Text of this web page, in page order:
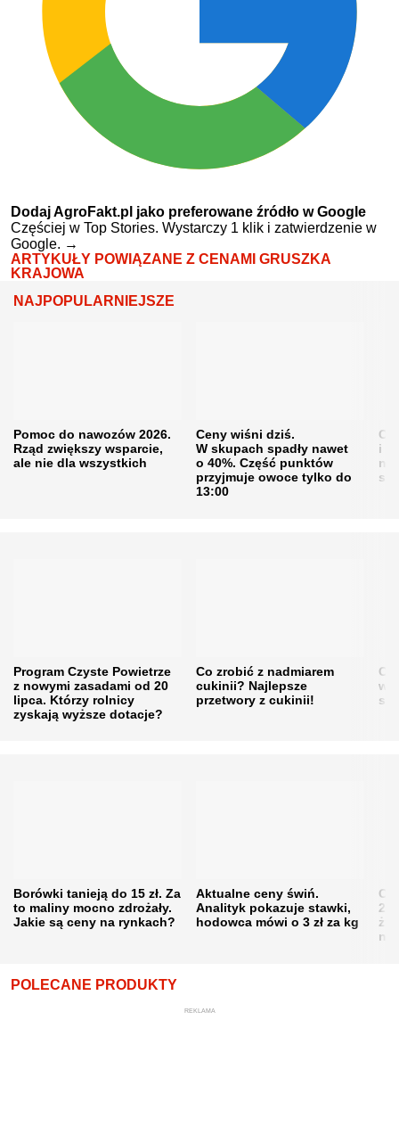
Dodaj AgroFakt.pl jako preferowane źródło w Google
Częściej w Top Stories. Wystarczy 1 klik i zatwierdzenie w
Google. →
ARTYKUŁY POWIĄZANE Z CENAMI GRUSZKA
KRAJOWA
NAJPOPULARNIEJSZE
Pomoc do nawozów 2026.
Rząd zwiększy wsparcie,
ale nie dla wszystkich
Ceny wiśni dziś.
W skupach spadły nawet
o 40%. Część punktów
przyjmuje owoce tylko do
13:00
i
Program Czyste Powietrze
z nowymi zasadami od 20
lipca. Którzy rolnicy
zyskają wyższe dotacje?
Co zrobić z nadmiarem
cukinii? Najlepsze
przetwory z cukinii!
w
Borówki tanieją do 15 zł. Za
to maliny mocno zdrożały.
Jakie są ceny na rynkach?
Aktualne ceny świń.
Analityk pokazuje stawki,
hodowca mówi o 3 zł za kg
POLECANE PRODUKTY
REKLAMA